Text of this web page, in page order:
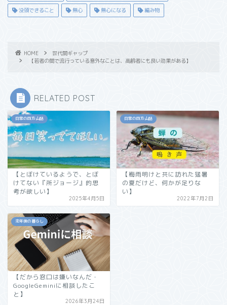
没頭できること 無心 無心になる 編み物
HOME
世代間ギャップ
【若者の間で流行っている意外なことは、高齢者にも良い効果がある】
RELATED POST
日常の四方山話
【とぼけているようで、とぼ
けてない『所ジョージ』的思
考が欲しい】
2025年4月5日
日常の四方山話
【梅雨明けと共に訪れた猛暑
の夏だけど、何かが足りな
い】
2022年7月2日
定年後の暮らし
【だから窓口は嫌いなんだ・
GoogleGeminiに相談したこ
と】
2026年3月24日